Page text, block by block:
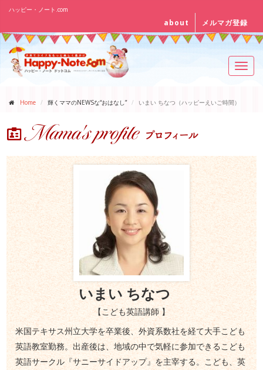
ハッピー・ノート.com
about メルマガ登録
Home 輝くママのNEWSな“おはなし” いまい ちなつ（ハッピーえいご時間）
いまい ちなつ
【こども英語講師 】
米国テキサス州立大学を卒業後、外資系数社を経て大手こども
英語教室勤務。出産後は、地域の中で気軽に参加できるこども
英語サークル『サニーサイドアップ』を主宰する。こども、英